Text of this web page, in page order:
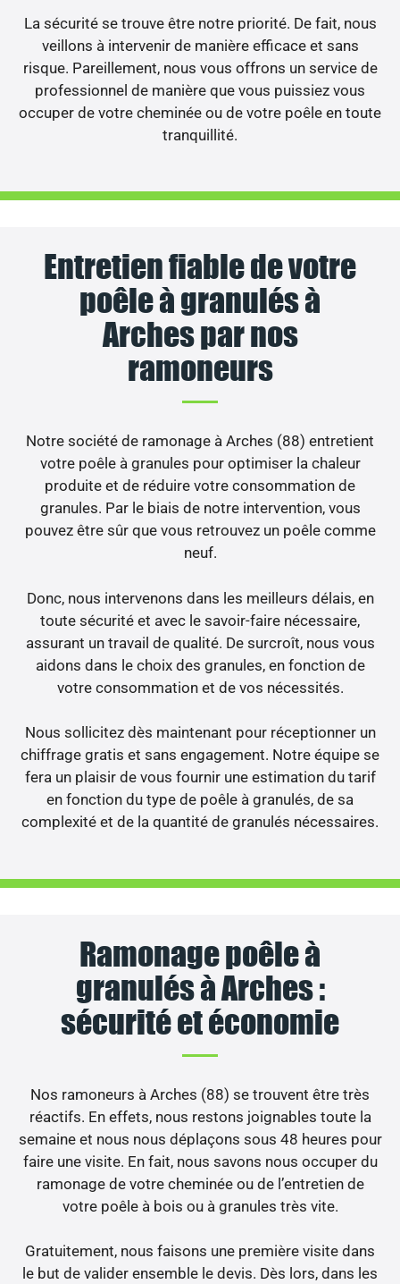
La sécurité se trouve être notre priorité. De fait, nous
veillons à intervenir de manière efficace et sans
risque. Pareillement, nous vous offrons un service de
professionnel de manière que vous puissiez vous
occuper de votre cheminée ou de votre poêle en toute
tranquillité.
Entretien fiable de votre
poêle à granulés à
Arches par nos
ramoneurs
Notre société de ramonage à Arches (88) entretient
votre poêle à granules pour optimiser la chaleur
produite et de réduire votre consommation de
granules. Par le biais de notre intervention, vous
pouvez être sûr que vous retrouvez un poêle comme
neuf.
Donc, nous intervenons dans les meilleurs délais, en
toute sécurité et avec le savoir-faire nécessaire,
assurant un travail de qualité. De surcroît, nous vous
aidons dans le choix des granules, en fonction de
votre consommation et de vos nécessités.
Nous sollicitez dès maintenant pour réceptionner un
chiffrage gratis et sans engagement. Notre équipe se
fera un plaisir de vous fournir une estimation du tarif
en fonction du type de poêle à granulés, de sa
complexité et de la quantité de granulés nécessaires.
Ramonage poêle à
granulés à Arches :
sécurité et économie
Nos ramoneurs à Arches (88) se trouvent être très
réactifs. En effets, nous restons joignables toute la
semaine et nous nous déplaçons sous 48 heures pour
faire une visite. En fait, nous savons nous occuper du
ramonage de votre cheminée ou de l’entretien de
votre poêle à bois ou à granules très vite.
Gratuitement, nous faisons une première visite dans
le but de valider ensemble le devis. Dès lors, dans les